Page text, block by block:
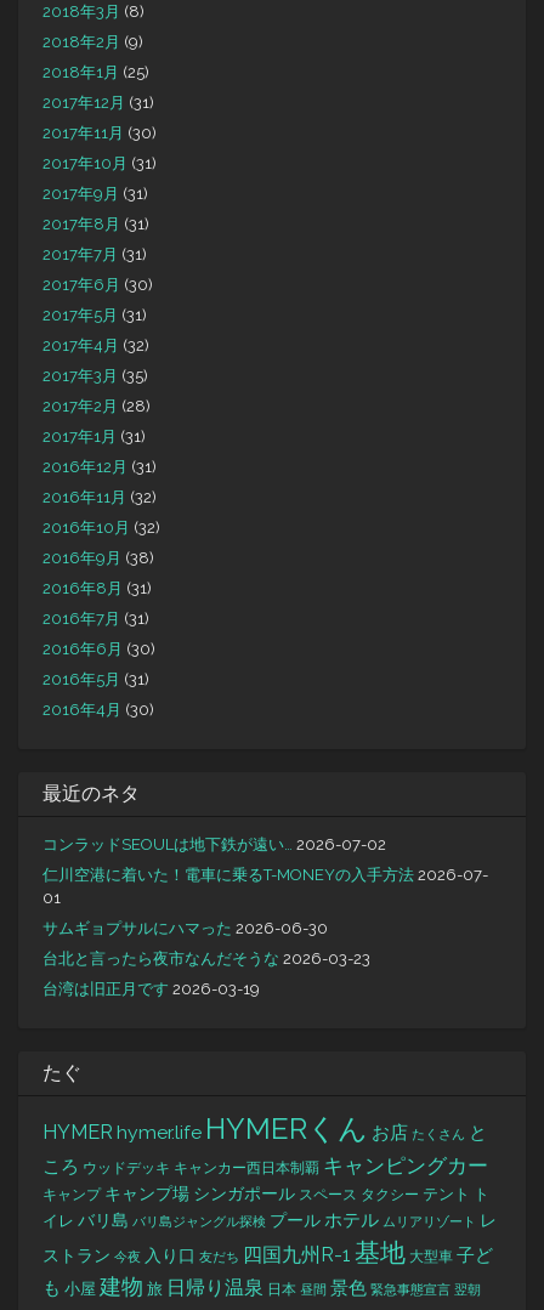
2018年3月 (8)
2018年2月 (9)
2018年1月 (25)
2017年12月 (31)
2017年11月 (30)
2017年10月 (31)
2017年9月 (31)
2017年8月 (31)
2017年7月 (31)
2017年6月 (30)
2017年5月 (31)
2017年4月 (32)
2017年3月 (35)
2017年2月 (28)
2017年1月 (31)
2016年12月 (31)
2016年11月 (32)
2016年10月 (32)
2016年9月 (38)
2016年8月 (31)
2016年7月 (31)
2016年6月 (30)
2016年5月 (31)
2016年4月 (30)
最近のネタ
コンラッドSEOULは地下鉄が遠い… 2026-07-02
仁川空港に着いた！電車に乗るT-MONEYの入手方法 2026-07-
01
サムギョプサルにハマった 2026-06-30
台北と言ったら夜市なんだそうな 2026-03-23
台湾は旧正月です 2026-03-19
たぐ
HYMER hymer.life HYMERくん お店 たくさん と
ころ ウッドデッキ キャンカー西日本制覇 キャンピングカー
キャンプ キャンプ場 シンガポール スペース タクシー テント
ト
イレ バリ島 バリ島ジャングル探検 プールホテル ムリアリゾート
レ
ストラン 今夜 入り口 友だち 四国九州R-1 基地 大型車 子ど
も 小屋 建物 旅 日帰り温泉 日本 昼間 景色 緊急事態宣言 翌朝